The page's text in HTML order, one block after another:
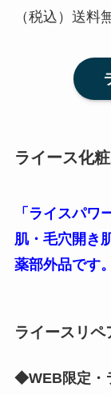
（税込）送料
ライース化
「ライスパ
肌・毛穴開き
薬部外品です。
ライースリ
◆WEB限定・